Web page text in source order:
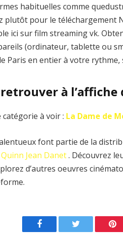
habituelles comme
plutôt pour le téléchargement
ici sur film streaming vk.
(ordinateur, tablette ou
Paris en entier à votre
à
à voir : La Dame de
font partie de la
Jean Danet. Découvrez
d’autres oeuvres
Facebook Twitter